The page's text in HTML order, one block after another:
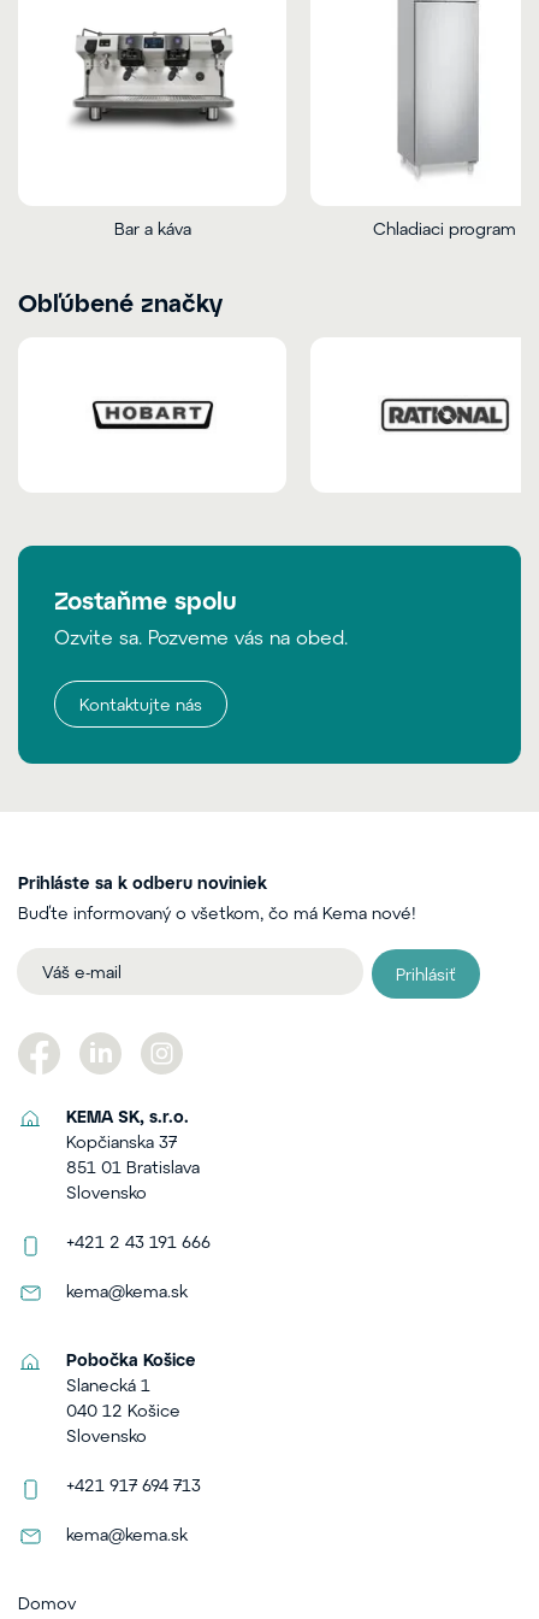
Bar a káva Chladiaci program
Obľúbené značky
Zostaňme spolu
Ozvite sa. Pozveme vás na obed.
Kontaktujte nás
Prihláste sa k odberu noviniek
Buďte informovaný o všetkom, čo má Kema nové!
Prihlásiť
KEMA SK, s.r.o.
Kopčianska 37
851 01 Bratislava
Slovensko
+421 2 43 191 666
kema@kema.sk
Pobočka Košice
Slanecká 1
040 12 Košice
Slovensko
+421 917 694 713
kema@kema.sk
Domov